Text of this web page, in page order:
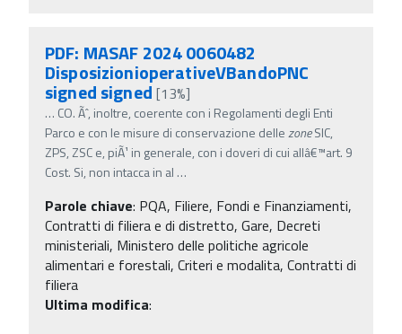
PDF: MASAF 2024 0060482
DisposizionioperativeVBandoPNC
signed signed[13%]
… CO. Ãˆ, inoltre, coerente con i Regolamenti degli Enti
Parco e con le misure di conservazione dellezoneSIC,
ZPS, ZSC e, piÃ¹ in generale, con i doveri di cui allâ€™art. 9
Cost. Si, non intacca in al …
Parole chiave: PQA, Filiere, Fondi e Finanziamenti,
Contratti di filiera e di distretto, Gare, Decreti
ministeriali, Ministero delle politiche agricole
alimentari e forestali, Criteri e modalita, Contratti di
filiera
Ultima modifica: